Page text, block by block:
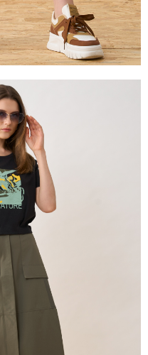
足之情形，本公司將視審查結果
註冊。若發現惡意使用之情形，
使用額度並採取法律行動。